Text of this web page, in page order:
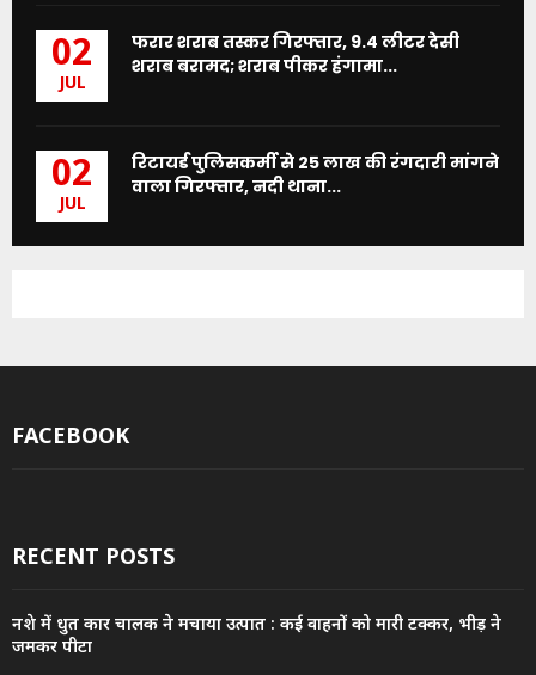
02
JUL
फरार शराब तस्कर गिरफ्तार, 9.4 लीटर देसी
शराब बरामद; शराब पीकर हंगामा...
02
JUL
रिटायर्ड पुलिसकर्मी से 25 लाख की रंगदारी मांगने
वाला गिरफ्तार, नदी थाना...
FACEBOOK
RECENT POSTS
नशे में धुत कार चालक ने मचाया उत्पात : कई वाहनों को मारी टक्कर, भीड़ ने
जमकर पीटा